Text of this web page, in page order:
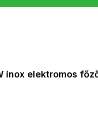
inox elektromos